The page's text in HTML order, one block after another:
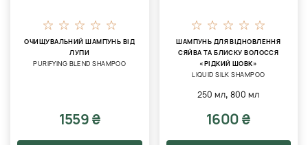
ОЧИЩУВАЛЬНИЙ ШАМПУНЬ ВІД
ЛУПИ
PURIFYING BLEND SHAMPOO
1559 ₴
ШАМПУНЬ ДЛЯ ВІДНОВЛЕННЯ
СЯЙВА ТА БЛИСКУ ВОЛОССЯ
«РІДКИЙ ШОВК»
LIQUID SILK SHAMPOO
250 мл,800 мл
1600 ₴